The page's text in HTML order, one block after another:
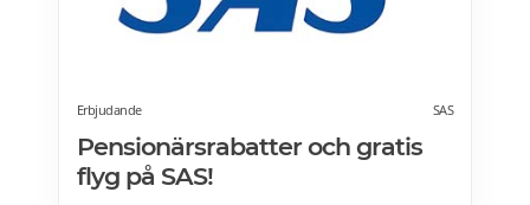
Erbjudande SAS
Pensionärsrabatter och gratis
flyg på SAS!